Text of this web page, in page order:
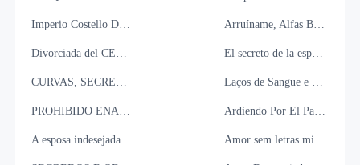
Imperio Costello Donde las Sombras Sellaron Nuestro Destino Arruíname, Alfas Bikers
Divorciada del CEO mujeriego El secreto de la esposa rechazada
CURVAS, SECRETOS Y UN CEO Laços de Sangue e Mentiras - A Armadilha da Sogra
PROHIBIDO ENAMORSE DEL JEFE Ardiendo Por El Padre De Mi mejor Amiga
A esposa indesejada do magnata Amor sem letras miúdas